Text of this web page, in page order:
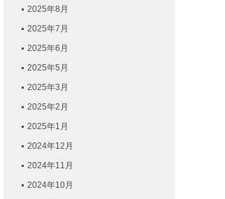
2025年8月
2025年7月
2025年6月
2025年5月
2025年3月
2025年2月
2025年1月
2024年12月
2024年11月
2024年10月